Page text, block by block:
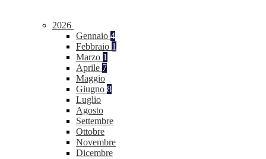
2026
Gennaio 4
Febbraio 1
Marzo 1
Aprile 7
Maggio
Giugno 8
Luglio
Agosto
Settembre
Ottobre
Novembre
Dicembre